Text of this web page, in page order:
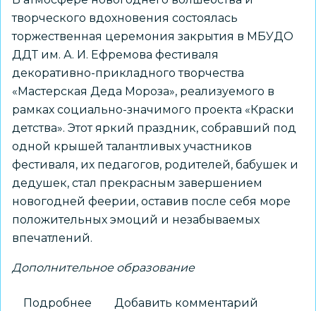
творческого вдохновения состоялась
торжественная церемония закрытия в МБУДО
ДДТ им. А. И. Ефремова фестиваля
декоративно-прикладного творчества
«Мастерская Деда Мороза», реализуемого в
рамках социально-значимого проекта «Краски
детства». Этот яркий праздник, собравший под
одной крышей талантливых участников
фестиваля, их педагогов, родителей, бабушек и
дедушек, стал прекрасным завершением
новогодней феерии, оставив после себя море
положительных эмоций и незабываемых
впечатлений.
Дополнительное образование
Подробнее Добавить комментарий